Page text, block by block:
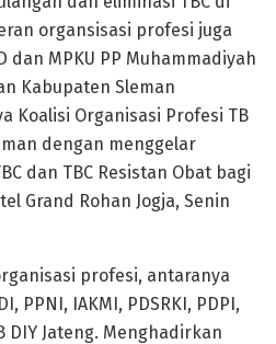
organsisasi profesi juga
dan MPKU PP Muhammadiyah
Kabupaten Sleman
Koalisi Organisasi Profesi TB
dengan menggelar
dan TBC Resistan Obat bagi
Grand Rohan Jogja, Senin
profesi, antaranya
PPNI, IAKMI, PDSRKI, PDPI,
DIY Jateng. Menghadirkan